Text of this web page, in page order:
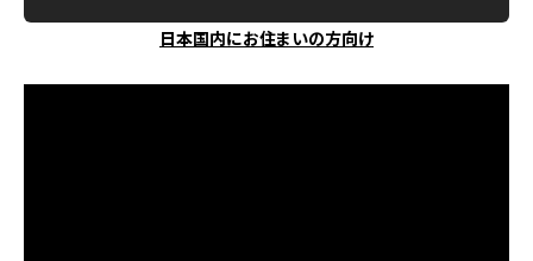
日本国内にお住まいの方向け